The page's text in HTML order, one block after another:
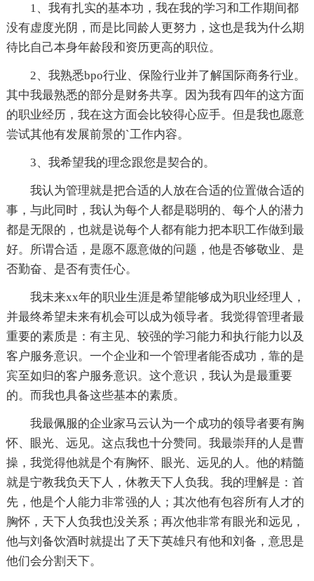
1、我有扎实的基本功，我在我的学习和工作期间都
没有虚度光阴，而是比同龄人更努力，这也是我为什么期
待比自己本身年龄段和资历更高的职位。
2、我熟悉bpo行业、保险行业并了解国际商务行业。
其中我最熟悉的部分是财务共享。因为我有四年的这方面
的职业经历，我在这方面会比较得心应手。但是我也愿意
尝试其他有发展前景的`工作内容。
3、我希望我的理念跟您是契合的。
我认为管理就是把合适的人放在合适的位置做合适的
事，与此同时，我认为每个人都是聪明的、每个人的潜力
都是无限的，也就是说每个人都有能力把本职工作做到最
好。所谓合适，是愿不愿意做的问题，他是否够敬业、是
否勤奋、是否有责任心。
我未来xx年的职业生涯是希望能够成为职业经理人，
并最终希望未来有机会可以成为领导者。我觉得管理者最
重要的素质是：有主见、较强的学习能力和执行能力以及
客户服务意识。一个企业和一个管理者能否成功，靠的是
宾至如归的客户服务意识。这个意识，我认为是最重要
的。而我也具备这些基本的素质。
我最佩服的企业家马云认为一个成功的领导者要有胸
怀、眼光、远见。这点我也十分赞同。我最崇拜的人是曹
操，我觉得他就是个有胸怀、眼光、远见的人。他的精髓
就是宁教我负天下人，休教天下人负我。我的理解是：首
先，他是个人能力非常强的人；其次他有包容所有人才的
胸怀，天下人负我也没关系；再次他非常有眼光和远见，
他与刘备饮酒时就提出了天下英雄只有他和刘备，意思是
他们会分割天下。